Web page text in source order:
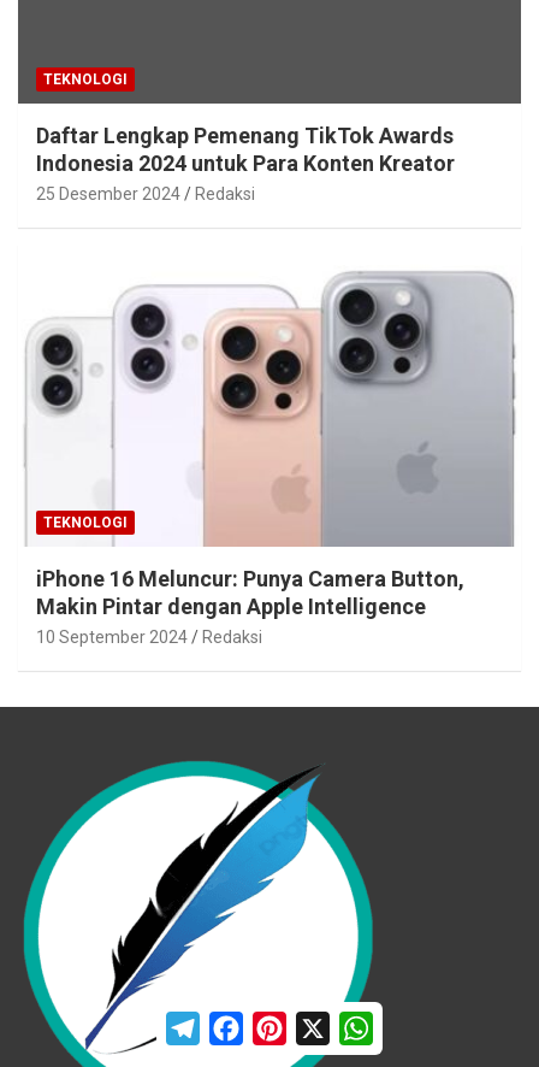
TEKNOLOGI
Daftar Lengkap Pemenang TikTok Awards
Indonesia 2024 untuk Para Konten Kreator
25 Desember 2024 Redaksi
TEKNOLOGI
iPhone 16 Meluncur: Punya Camera Button,
Makin Pintar dengan Apple Intelligence
10 September 2024 Redaksi
T
P
n
X
a